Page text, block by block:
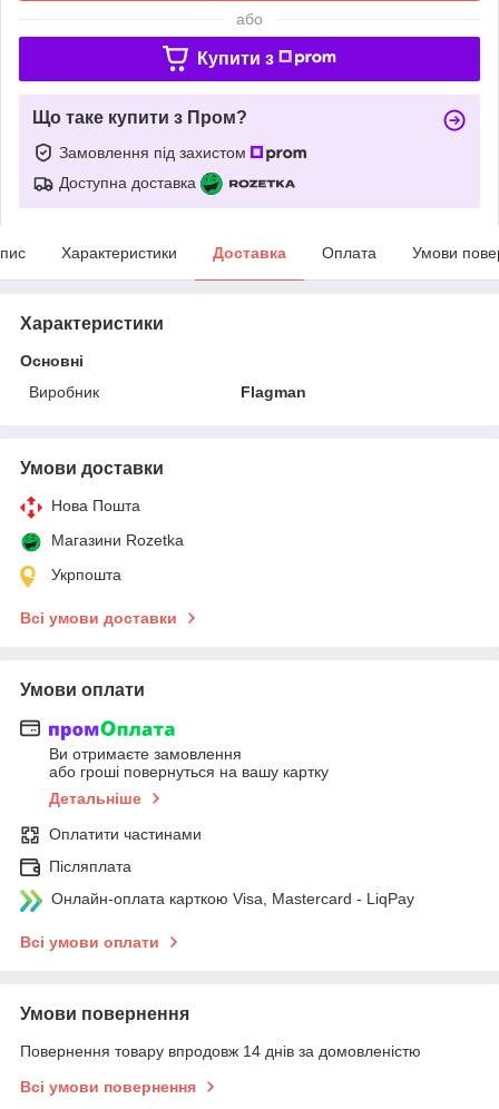
або
Купити з
Що таке купити з Пром?
Замовлення під захистом
Доступна доставка
Характеристики Доставка Оплата Умови
Характеристики
Основні
Виробник
Flagman
Умови доставки
Нова Пошта
Магазини Rozetka
Укрпошта
Всі умови доставки
Умови оплати
Ви отримаєте замовлення
або гроші повернуться на вашу картку
Детальніше
Оплатити частинами
Післяплата
Онлайн-оплата карткою Visa, Mastercard - LiqPay
Всі умови оплати
Умови повернення
Повернення товару впродовж 14 днів за домовленістю
Всі умови повернення